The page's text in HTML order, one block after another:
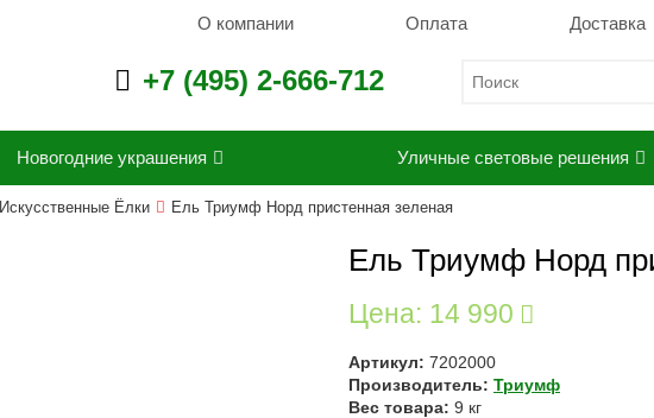
О компании Оплата Доставка
+7 (495) 2-666-712
Новогодние украшения Уличные световые решения
Искусственные Ёлки Ель Триумф Норд пристенная зеленая
Ель Триумф Норд
Цена: 14 990
Артикул: 7202000
Производитель: Триумф
Вес товара: 9 кг